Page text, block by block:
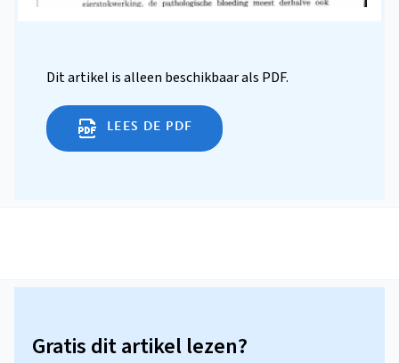
Dit artikel is alleen beschikbaar als PDF.
LEES DE PDF
Gratis dit artikel lezen?